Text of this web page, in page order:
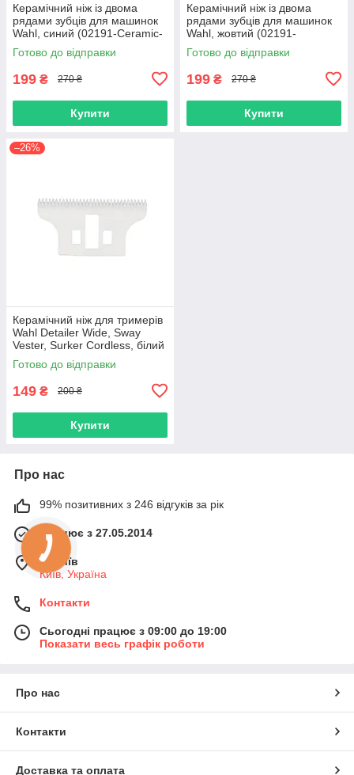
Керамічний ніж із двома
рядами зубців для машинок
Wahl, синий (02191-Ceramic-
Blue)
Готово до відправки
199 ₴ 270 ₴
Купити
Керамічний ніж із двома
рядами зубців для машинок
Wahl, жовтий (02191-
Ceramic-Yellow)
Готово до відправки
199 ₴ 270 ₴
Купити
–26%
Керамічний ніж для тримерів
Wahl Detailer Wide, Sway
Vester, Surker Сordless, білий
(02215-Ceramic-White)
Готово до відправки
149 ₴ 200 ₴
Купити
Про нас
99% позитивних з 246 відгуків за рік
Працює з 27.05.2014
м. Київ
Київ, Україна
Контакти
Сьогодні працює з 09:00 до 19:00
Показати весь графік роботи
Про нас
Контакти
Доставка та оплата